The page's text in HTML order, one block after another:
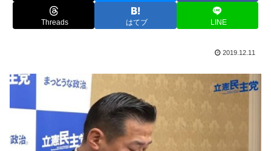
Threads はてブ LINE
2019.12.11